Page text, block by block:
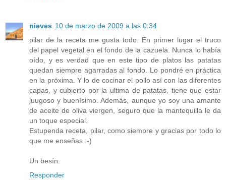
nieves 10 de marzo de 2009 a las 0:34
pilar de la receta me gusta todo. En primer lugar el truco
del papel vegetal en el fondo de la cazuela. Nunca lo había
oído, y es verdad que en este tipo de platos las patatas
quedan siempre agarradas al fondo. Lo pondré en práctica
en la próxima. Y lo de cocinar el pollo así con las diferentes
capas, y cubierto por la ultima de patatas, tiene que estar
juugoso y buenísimo. Además, aunque yo soy una amante
de aceite de oliva viergen, seguro que la mantequilla le da
un toque especial.
Estupenda receta, pilar, como siempre y gracias por todo lo
que me enseñas :-)
Un besín.
Responder